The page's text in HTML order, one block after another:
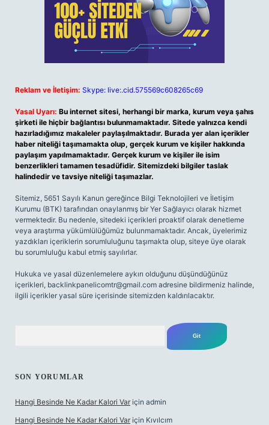
Reklam ve İletişim: Skype: live:.cid.575569c608265c69
Yasal Uyarı: Bu internet sitesi, herhangi bir marka, kurum veya şahıs
şirketi ile hiçbir bağlantısı bulunmamaktadır. Sitede yalnızca kendi
hazırladığımız makaleler paylaşılmaktadır. Burada yer alan içerikler
haber niteliği taşımamakta olup, gerçek kurum ve kişiler hakkında
paylaşım yapılmamaktadır. Gerçek kurum ve kişiler ile isim
benzerlikleri tamamen tesadüfidir. Sitemizdeki bilgiler taslak
halindedir ve tavsiye niteliği taşımazlar.
Sitemiz, 5651 Sayılı Kanun gereğince Bilgi Teknolojileri ve İletişim
Kurumu (BTK) tarafından onaylanmış bir Yer Sağlayıcı olarak hizmet
vermektedir. Bu nedenle, sitedeki içerikleri proaktif olarak denetleme
veya araştırma yükümlülüğümüz bulunmamaktadır. Ancak, üyelerimiz
yazdıkları içeriklerin sorumluluğunu taşımakta olup, siteye üye olarak
bu sorumluluğu kabul etmiş sayılırlar.
Hukuka ve yasal düzenlemelere aykırı olduğunu düşündüğünüz
içerikleri, backlinkpanelicomtr@gmail.com adresine bildirmeniz halinde,
ilgili içerikler yasal süre içerisinde sitemizden kaldırılacaktır.
SON YORUMLAR
Hangi Besinde Ne Kadar Kalori Var için admin
Hangi Besinde Ne Kadar Kalori Var için Kıvılcım